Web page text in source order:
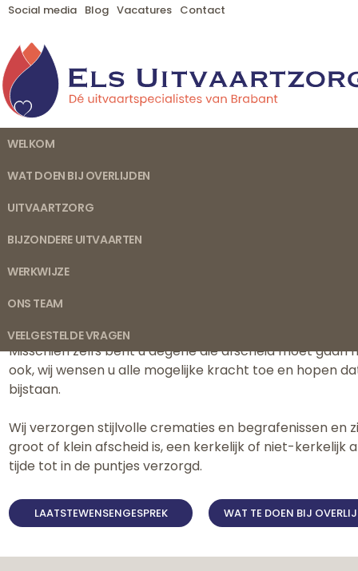
Social media Blog Vacatures Contact
WELKOM
WAT DOEN BIJ OVERLIJDEN
UITVAARTZORG
BIJZONDERE UITVAARTEN
WERKWIJZE
ONS TEAM
VEELGESTELDE VRAGEN
Uitvaartbegeleider Acht
Misschien bezoekt u onze website omdat u zich op dit
ernstig ziek en komt mogelijk te overlijden. Of u hebt
Misschien zelfs bent u degene die afscheid moet gaan
ook, wij wensen u alle mogelijke kracht toe en hopen
bijstaan.
Wij verzorgen stijlvolle crematies en begrafenissen en
groot of klein afscheid is, een kerkelijk of niet-
tijde tot in de puntjes verzorgd.
LAATSTEWENSENGESPREK WAT TE DOEN BIJ